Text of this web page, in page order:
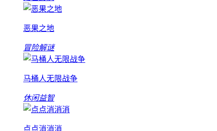
恶果之地
冒险解谜
马桶人无限战争
休闲益智
点点消消消